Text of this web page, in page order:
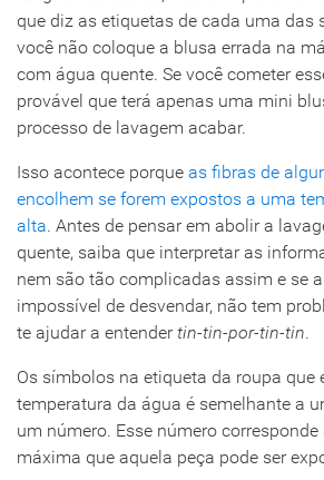
que diz as etiquetas de cada uma das
você não coloque a blusa errada na
com água quente. Se você cometer
provável que terá apenas uma mini
processo de lavagem acabar.
Isso acontece porque as fibras de
encolhem se forem expostos a uma
alta. Antes de pensar em abolir a
quente, saiba que interpretar as
nem são tão complicadas assim e se
impossível de desvendar, não tem
te ajudar a entendertin-tin-por-tin-tin.
Os símbolos na etiqueta da roupa que
temperatura da água é semelhante a
um número. Esse número
máxima que aquela peça pode ser